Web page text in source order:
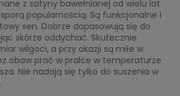
z satyny bawełnianej od wielu lat
popularnością. Są funkcjonalne i
sen. Dobrze dopasowują się do
skórze oddychać. Skutecznie
wilgoci, a przy okazji są miłe w
obaw prać w pralce w temperaturze
Nie nadają się tylko do suszenia w